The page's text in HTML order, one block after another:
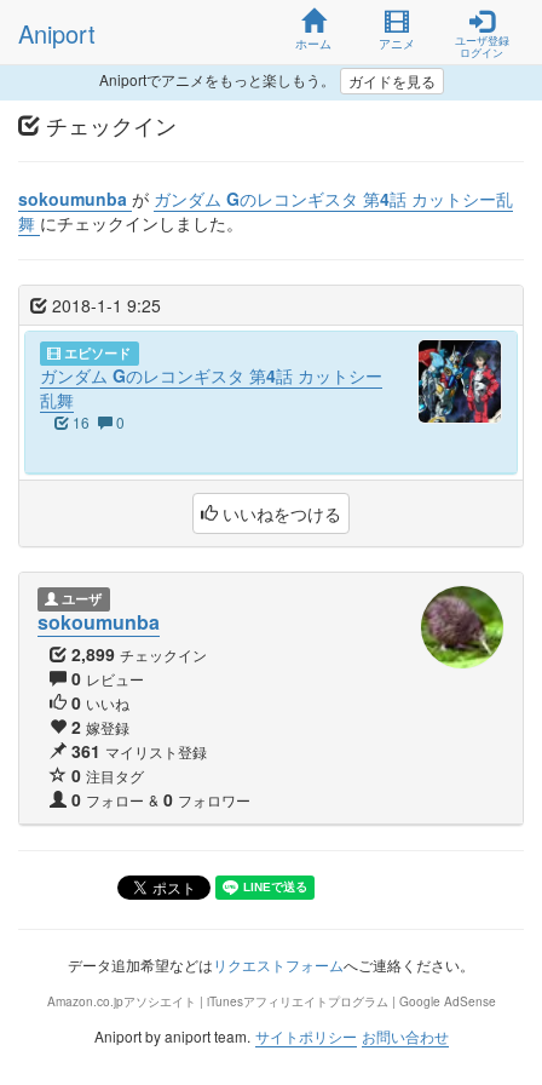
Aniport ホーム アニメ
ユーザ登録
ログイン
Aniportでアニメをもっと楽しもう。 ガイドを見る
チェックイン
sokoumunba が ガンダム Gのレコンギスタ 第4話 カットシー乱
舞 にチェックインしました。
2018-1-1 9:25
エピソード
ガンダム Gのレコンギスタ 第4話 カットシー
乱舞
16 0
いいねをつける
ユーザ
sokoumunba
2,899 チェックイン
0 レビュー
0 いいね
2 嫁登録
361 マイリスト登録
0 注目タグ
0 フォロー & 0 フォロワー
データ追加希望などはリクエストフォームへご連絡ください。
Amazon.co.jpアソシエイト | iTunesアフィリエイトプログラム | Google AdSense
Aniport by aniport team. サイトポリシー お問い合わせ